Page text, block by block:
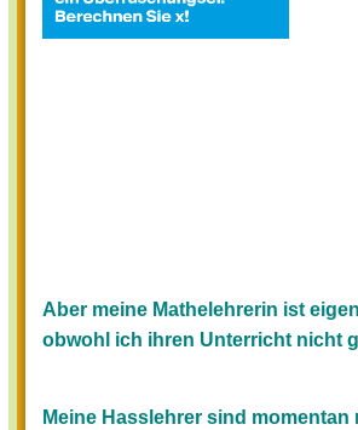
Aber meine Mathelehrerin ist
obwohl ich ihren Unterricht nicht
Meine Hasslehrer sind momentan